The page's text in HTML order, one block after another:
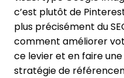
c’est plutôt de
plus précisément du
comment améliorer
ce levier et en faire
stratégie de